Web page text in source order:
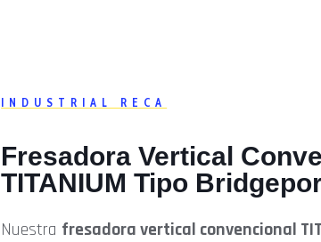
INDUSTRIAL RECA
Fresadora Vertical
TITANIUM Tipo
Nuestra fresadora vertical convencional